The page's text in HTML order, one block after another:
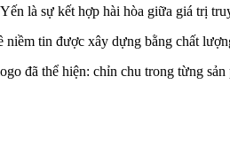
là sự kết hợp hài hòa giữa giá trị
tin được xây dựng bằng chất
đã thể hiện: chỉn chu trong từng